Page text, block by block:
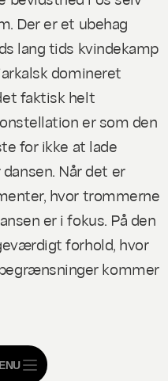
Der er et ubehag
lang tids kvindekamp
domineret
faktisk helt
er som den
for ikke at lade
Når det er
hvor trommerne
er i fokus. På den
forhold, hvor
kommer